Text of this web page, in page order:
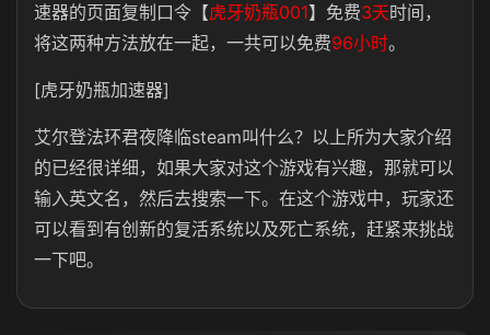
速器的页面复制口令【虎牙奶瓶001】免费3天时间，
将这两种方法放在一起，一共可以免费96小时。
[虎牙奶瓶加速器]
艾尔登法环君夜降临steam叫什么？以上所为大家介绍
的已经很详细，如果大家对这个游戏有兴趣，那就可以
输入英文名，然后去搜索一下。在这个游戏中，玩家还
可以看到有创新的复活系统以及死亡系统，赶紧来挑战
一下吧。